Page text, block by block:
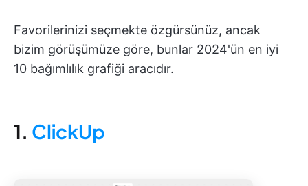
Favorilerinizi seçmekte özgürsünüz, ancak
bizim görüşümüze göre, bunlar 2024'ün en iyi
10 bağımlılık grafiği aracıdır.
1. ClickUp